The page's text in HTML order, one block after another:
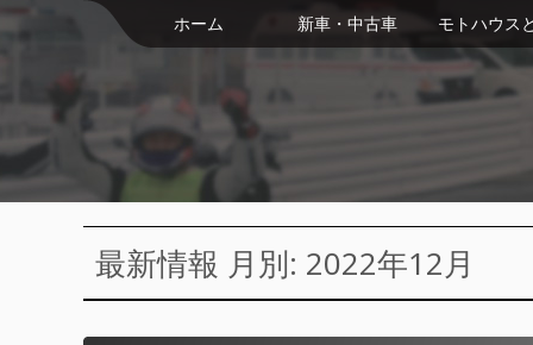
ホーム 新車・中古車 モトハウス
最新情報 月別: 2022年12月